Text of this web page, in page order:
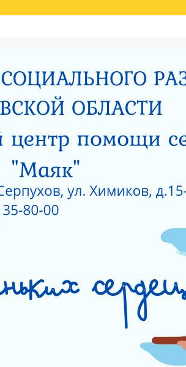
МЫШЛЕНИИ
— ЭПИДЕМИОЛОГИЧЕСКОЕ ЗАКЛЮЧЕНИЕ
ГОРОДСКОЙ СОЦИАЛЬНО-РЕАБИЛИТАЦИОННЫЙ
НА ОСУЩЕСТВЛЕНИЕ МЕДИЦИНСКОЙ
ОТ ПАДЕНИЯ ИЗ ОКНА?
О КОРРУПЦИИ?
ОБСЛУЖИВАНИЯ, ПОДВЕДОМСТВЕННЫХ
РЕЗУЛЬТАТАМ НЕЗАВИСИМОЙ ОЦЕНКИ КАЧЕСТВА
ДЛЯ НЕСОВЕРШЕННОЛЕТНИХ» (2015 ГОД)
ЗАМЕЩАЮЩИХ СЕМЕЙ #15513 (БЕЗ
ДЕТЕЙ-СИРОТ УЧАСТКОВАЯ СОЦИАЛЬНАЯ